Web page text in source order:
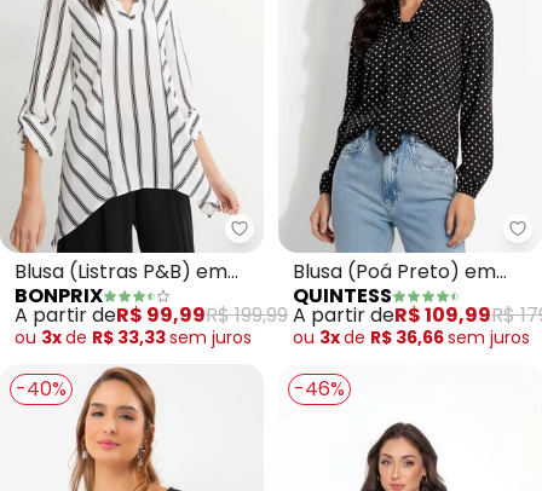
bonprix - Blusa (Listras P&B)
Blusa (Listras P&B) em
Crepe Plano
BONPRIX
A partir deR$ 99,99R$ 199,99
ou 3xde R$ 33,33sem juros
Blusa (Poá Preto) em
Viscose Plana
QUINTESS
A partir deR$ 109,99R$
ou 3xde R$ 36,66sem juros
-40% -46%